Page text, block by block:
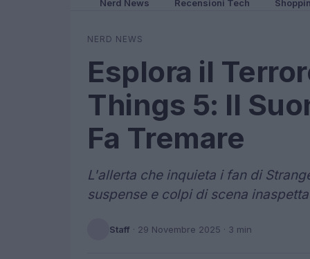
Nerd News Recensioni Tech
NERD NEWS
Esplora il
Things 5: Il
Fa Tremare
L'allerta che inquieta i fan di
suspense e colpi di scena
Staff · 29 Novembre 2025 · 3 min